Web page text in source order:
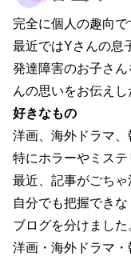
完全に個人の趣向で
最近ではYさんの息
発達障害のお子さ
んの思いをお伝え
好きなもの
洋画、海外ドラマ
特にホラーやミステ
最近、記事がごちゃ
自分でも把握できな
ブログを分けました
洋画・海外ドラマ・